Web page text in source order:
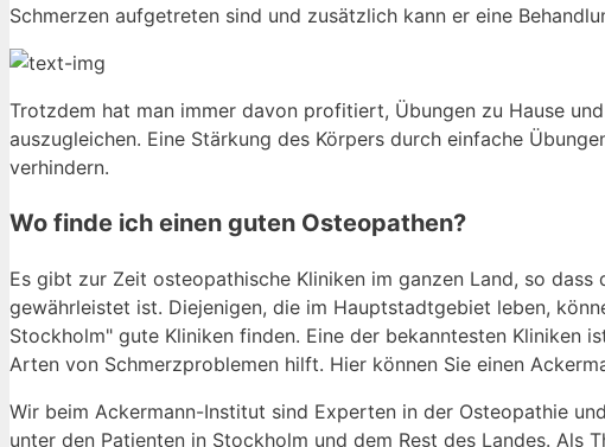
Schmerzen aufgetreten sind und zusätzlich kann er eine
Trotzdem hat man immer davon profitiert, Übungen zu Hause
auszugleichen. Eine Stärkung des Körpers durch einfache
verhindern.
Wo finde ich einen guten Osteopathen?
Es gibt zur Zeit osteopathische Kliniken im ganzen Land, so
gewährleistet ist. Diejenigen, die im Hauptstadtgebiet leben,
Stockholm" gute Kliniken finden. Eine der bekanntesten Kliniken
Arten von Schmerzproblemen hilft. Hier können Sie einen
Wir beim Ackermann-Institut sind Experten in der Osteopathie
unter den Patienten in Stockholm und dem Rest des Landes. Als